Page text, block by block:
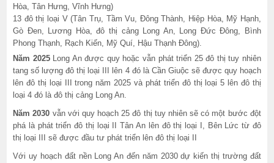
Hòa, Tân Hưng, Vĩnh Hưng)
13 đô thị loại V (Tân Trụ, Tầm Vu, Đông Thành, Hiệp Hòa, Mỹ Hạnh,
Gò Đen, Lương Hòa, đô thị cảng Long An, Long Đức Đông, Bình
Phong Thạnh, Rạch Kiến, Mỹ Quí, Hậu Thạnh Đông).
Năm 2025Long An được quy hoặc vẫn phát triển 25 đô thị tuy nhiên
tang số lượng đô thị loại III lên 4 đó là Cần Giuộc sẽ được quy hoạch
lên đô thị loại III trong năm 2025 và phát triển đô thị loại 5 lên đô thị
loại 4 đó là đô thị cảng Long An.
Năm 2030 vẫn với quy hoạch 25 đô thị tuy nhiên sẽ có một bước đột
phá là phát triển đô thị loại II Tân An lên đô thị loại I, Bên Lức từ đô
thị loại III sẽ được đầu tư phát triển lên đô thị loại II
Với uy hoạch đất nền Long An đến năm 2030 dự kiến thị trường đất